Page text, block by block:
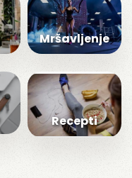
Mršavljenje
Recepti